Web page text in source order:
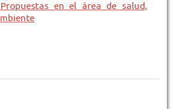
en el área de salud,